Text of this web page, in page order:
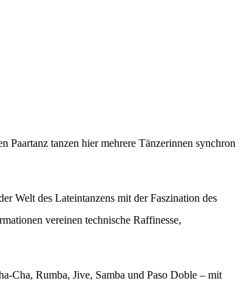
Paartanz tanzen hier mehrere Tänzerinnen synchron
Welt des Lateintanzens mit der Faszination des
vereinen technische Raffinesse,
Cha, Rumba, Jive, Samba und Paso Doble – mit